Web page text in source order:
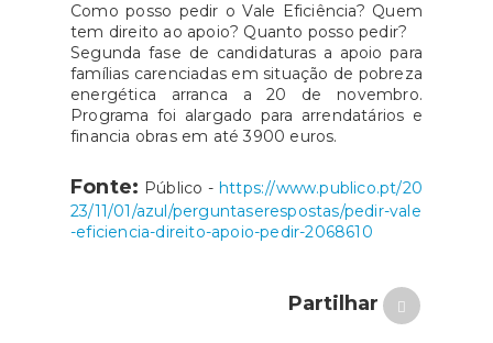
Como posso pedir o Vale Eficiência? Quem
tem direito ao apoio? Quanto posso pedir?
Segunda fase de candidaturas a apoio para
famílias carenciadas em situação de pobreza
energética arranca a 20 de novembro.
Programa foi alargado para arrendatários e
financia obras em até 3900 euros.
Fonte: Público - https://www.publico.pt/20
23/11/01/azul/perguntaserespostas/pedir-vale
-eficiencia-direito-apoio-pedir-2068610
Partilhar